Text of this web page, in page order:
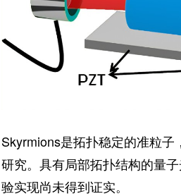
Skyrmions是拓扑稳定的准粒
研究。具有局部拓扑结构的量
验实现尚未得到证实。